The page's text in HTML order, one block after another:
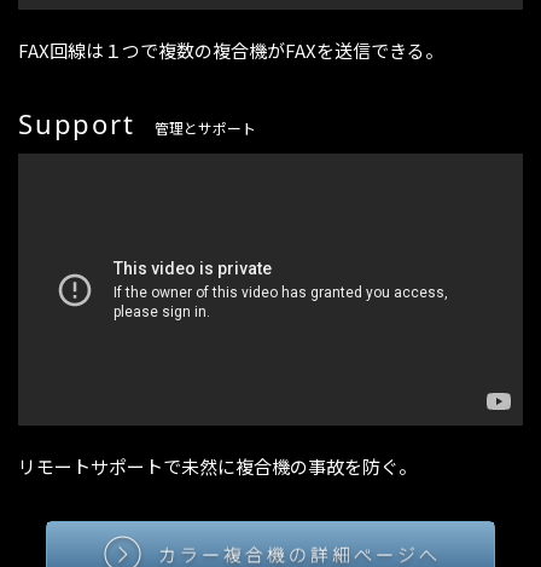
FAX回線は１つで複数の複合機がFAXを送信できる。
Support 管理とサポート
リモートサポートで未然に複合機の事故を防ぐ。